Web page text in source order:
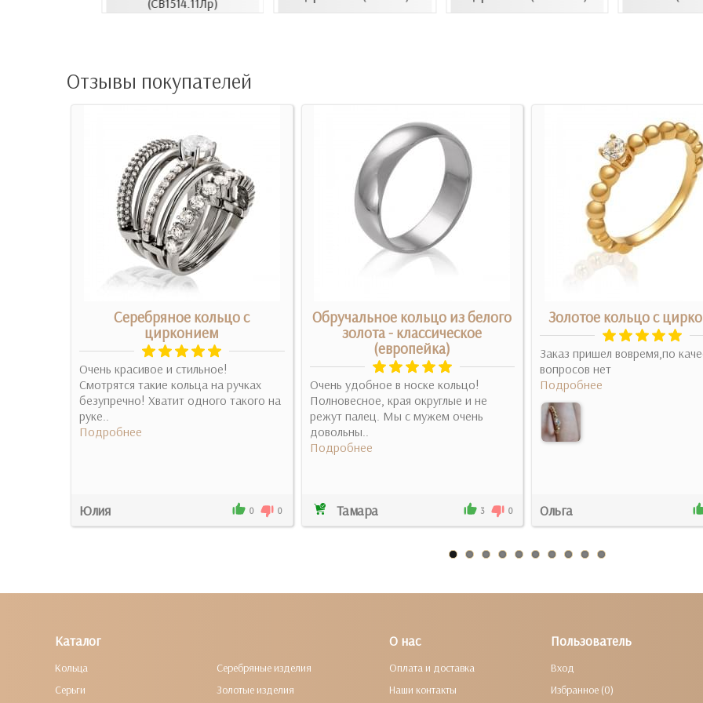
Отзывы покупателей
Серебряное кольцо с
цирконием
Очень красивое и стильное!
Смотрятся такие кольца на ручках
безупречно! Хватит одного такого на
руке..
Подробнее
Юлия 0 0
Обручальное кольцо из белого
золота - классическое
(европейка)
Очень удобное в носке кольцо!
Полновесное, края округлые и не
режут палец. Мы с мужем очень
довольны..
Подробнее
Тамара 3 0
Золотое кольцо с
Заказ пришел вовремя,по
вопросов нет
Подробнее
Ольга
Каталог
Кольца
Серьги
Серебряные изделия
Золотые изделия
О нас
Оплата и доставка
Наши контакты
Пользователь
Вход
Избранное (0)